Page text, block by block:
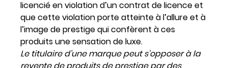
licencié en violation d’un contrat de licence et
que cette violation porte atteinte à l’allure et à
l’image de prestige qui confèrent à ces
produits une sensation de luxe.
Le titulaire d’une marque peut s’opposer à la
revente de produits de prestige par des